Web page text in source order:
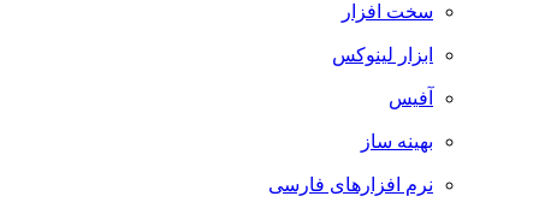
سخت افزار
ابزار لینوکس
آفیس
بهینه ساز
نرم افزارهای فارسی